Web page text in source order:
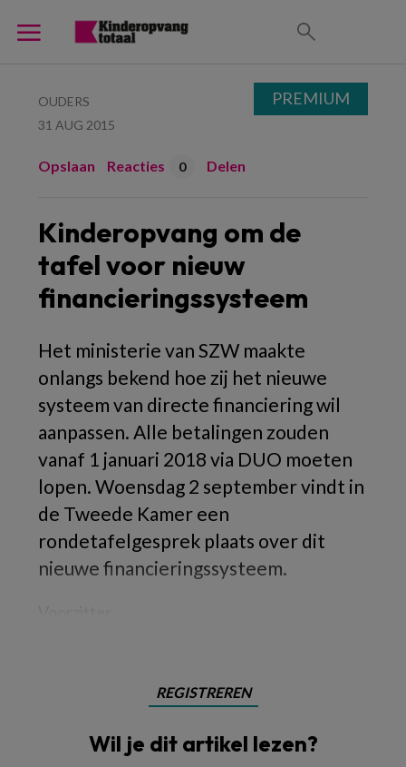
OUDERS
31 AUG 2015
Opslaan Reacties 0 Delen
Kinderopvang om de
tafel voor nieuw
financieringssysteem
Het ministerie van SZW maakte
onlangs bekend hoe zij het nieuwe
systeem van directe financiering wil
aanpassen. Alle betalingen zouden
vanaf 1 januari 2018 via DUO moeten
lopen. Woensdag 2 september vindt in
de Tweede Kamer een
rondetafelgesprek plaats over dit
nieuwe financieringssysteem.
REGISTREREN
Wil je dit artikel lezen?
PREMIUM